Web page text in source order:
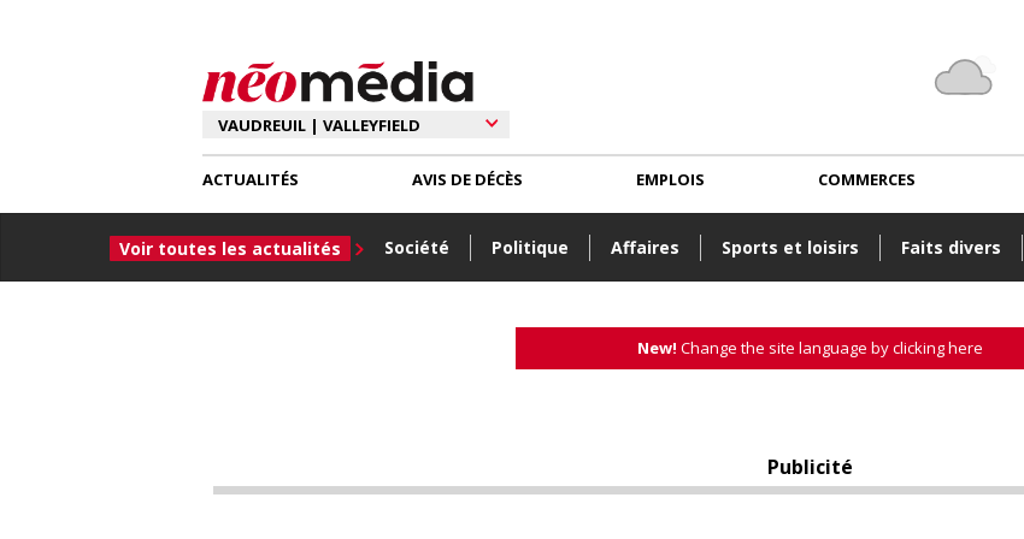
ACTUALITÉS
Voir toutes les actualités Société Politique Affaires Sports et loisirs Faits divers
AVIS DE DÉCÈS EMPLOIS COMMERCES
New! Change the site language by clicking here
Publicité